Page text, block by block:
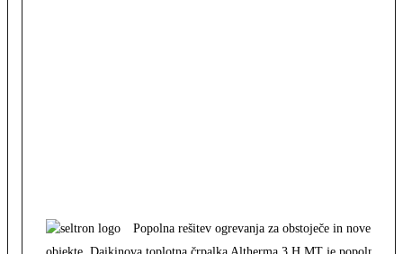
Popolna rešitev ogrevanja za obstoječe in nove